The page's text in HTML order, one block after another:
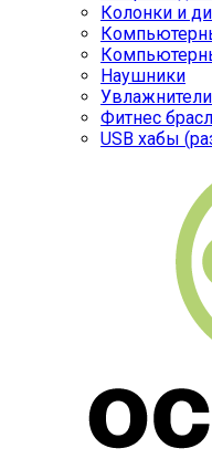
Колонки и
Наушники
Увлажнители
Фитнес
USB хабы